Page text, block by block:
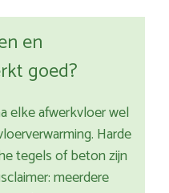
en
goed?
elke afwerkvloer wel
Harde
tegels of beton zijn
meerdere